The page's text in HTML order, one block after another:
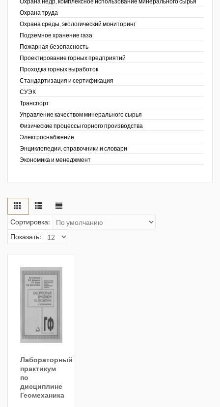
Охрана труда
Охрана среды, экологический мониторинг
Подземное хранение газа
Пожарная безопасность
Проектирование горных предприятий
Проходка горных выработок
Стандартизация и сертификация
СУЭК
Транспорт
Управление качеством минерального сырья
Физические процессы горного производства
Электроснабжение
Энциклопедии, справочники и словари
Экономика и менеджмент
Сортировка:
Показать:
Лабораторный
практикум
по
дисциплине
Геомеханика